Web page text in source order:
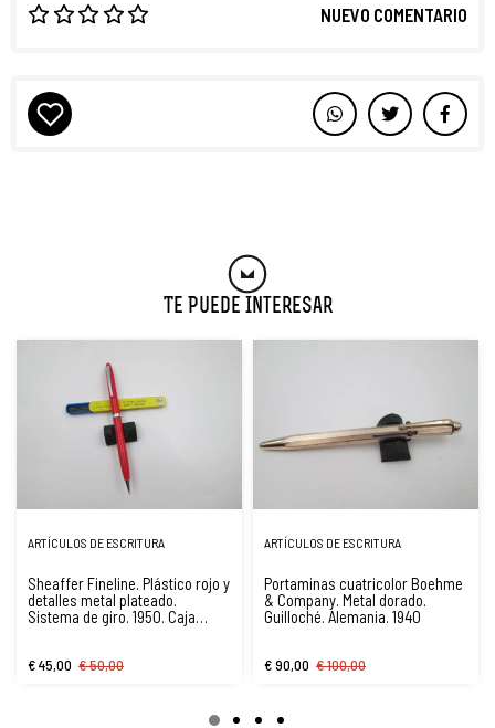
NUEVO COMENTARIO
Te Puede Interesar
ARTÍCULOS DE ESCRITURA
Sheaffer Fineline. Plástico rojo y
detalles metal plateado.
Sistema de giro. 1950. Caja
€ 45,00 € 50,00
ARTÍCULOS DE ESCRITURA
Portaminas cuatricolor Boehme
& Company. Metal dorado.
Guilloché. Alemania. 1940
€ 90,00 € 100,00